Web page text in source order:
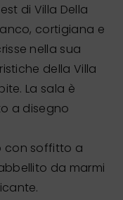
di Villa Della
cortigiana e
nella sua
della Villa
La sala è
a disegno
con soffitto a
da marmi